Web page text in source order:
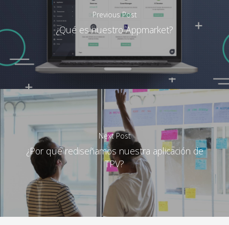
Previous Post
¿Qué es nuestro Appmarket?
Next Post
¿Por qué rediseñamos nuestra aplicación de
TPV?
Cadena / Franquicia